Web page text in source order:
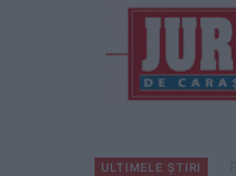
ULTIMELE ȘTIRI